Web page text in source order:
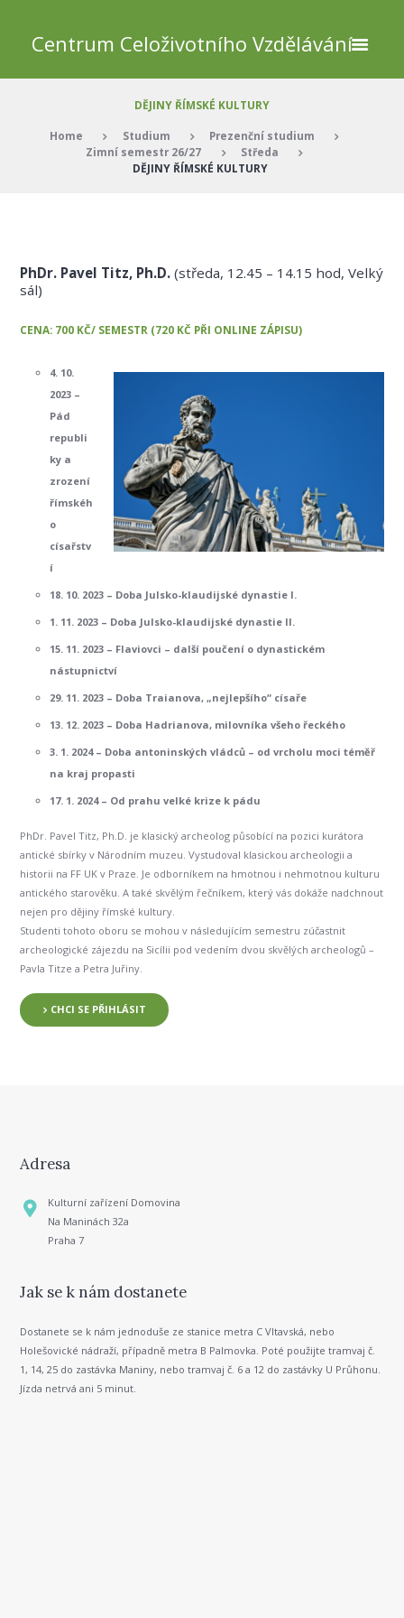
Centrum Celoživotního Vzdělávání
DĚJINY ŘÍMSKÉ KULTURY
Home Studium
Prezenční studium
Zimní semestr 26/27
Středa
DĚJINY ŘÍMSKÉ KULTURY
PhDr. Pavel Titz, Ph.D. (středa, 12.45 – 14.15 hod, Velký
sál)
CENA: 700 KČ/ SEMESTR (720 KČ PŘI ONLINE ZÁPISU)
4. 10.
2023 –
Pád
republi
ky a
zrození
římskéh
o
císařstv
í
18. 10. 2023 – Doba Julsko-klaudijské dynastie I.
1. 11. 2023 – Doba Julsko-klaudijské dynastie II.
15. 11. 2023 – Flaviovci – další poučení o dynastickém
nástupnictví
29. 11. 2023 – Doba Traianova, „nejlepšího“ císaře
13. 12. 2023 – Doba Hadrianova, milovníka všeho řeckého
3. 1. 2024 – Doba antoninských vládců – od vrcholu moci téměř
na kraj propasti
17. 1. 2024 – Od prahu velké krize k pádu
PhDr. Pavel Titz, Ph.D. je klasický archeolog působící na pozici kurátora
antické sbírky v Národním muzeu. Vystudoval klasickou archeologii a
historii na FF UK v Praze. Je odborníkem na hmotnou i nehmotnou kulturu
antického starověku. A také skvělým řečníkem, který vás dokáže nadchnout
nejen pro dějiny římské kultury.
Studenti tohoto oboru se mohou v následujícím semestru zúčastnit
archeologické zájezdu na Sicílii pod vedením dvou skvělých archeologů –
Pavla Titze a Petra Juřiny.
CHCI SE PŘIHLÁSIT
Adresa
Kulturní zařízení Domovina
Na Maninách 32a
Praha 7
Jak se k nám dostanete
Dostanete se k nám jednoduše ze stanice metra C Vltavská, nebo
Holešovické nádraží, případně metra B Palmovka. Poté použijte tramvaj č.
1, 14, 25 do zastávka Maniny, nebo tramvaj č. 6 a 12 do zastávky U Průhonu.
Jízda netrvá ani 5 minut.